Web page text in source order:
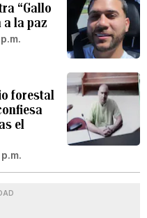
“Gallo
a la paz
forestal
el